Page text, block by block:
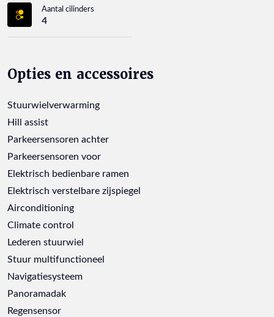
Aantal cilinders
4
Opties en accessoires
Stuurwielverwarming
Hill assist
Parkeersensoren achter
Parkeersensoren voor
Elektrisch bedienbare ramen
Elektrisch verstelbare zijspiegel
Airconditioning
Climate control
Lederen stuurwiel
Stuur multifunctioneel
Navigatiesysteem
Panoramadak
Regensensor